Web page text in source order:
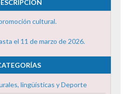
cultural.
el 11 de marzo de 2026.
lingüísticas y Deporte